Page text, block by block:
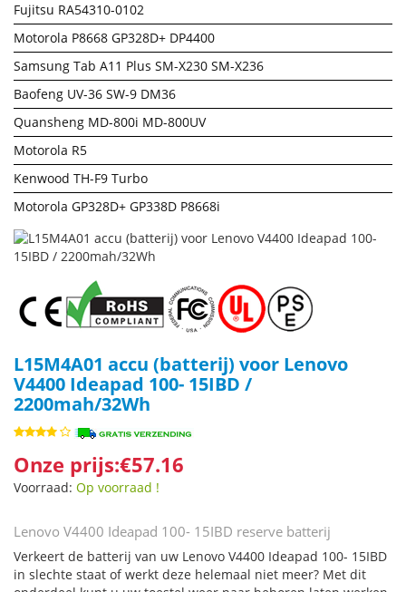
Fujitsu RA54310-0102
Motorola P8668 GP328D+ DP4400
Samsung Tab A11 Plus SM-X230 SM-X236
Baofeng UV-36 SW-9 DM36
Quansheng MD-800i MD-800UV
Motorola R5
Kenwood TH-F9 Turbo
Motorola GP328D+ GP338D P8668i
L15M4A01 accu (batterij) voor Lenovo
V4400 Ideapad 100- 15IBD /
2200mah/32Wh
Onze prijs:€57.16
Voorraad: Op voorraad !
Lenovo V4400 Ideapad 100- 15IBD reserve batterij
Verkeert de batterij van uw Lenovo V4400 Ideapad 100- 15IBD
in slechte staat of werkt deze helemaal niet meer? Met dit